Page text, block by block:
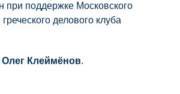
при поддержке Московского
делового клуба
Олег Клеймёнов.